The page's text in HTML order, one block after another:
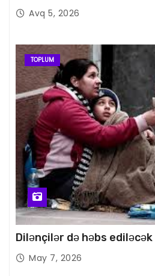
Avq 5, 2026
TOPLUM
Dilənçilər də həbs ediləcək
May 7, 2026